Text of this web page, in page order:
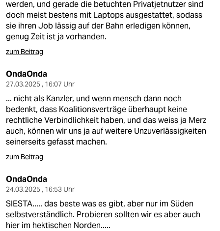
werden, und gerade die betuchten Privatjetnutzer sind
doch meist bestens mit Laptops ausgestattet, sodass
sie ihren Job lässig auf der Bahn erledigen können,
genug Zeit ist ja vorhanden.
zum Beitrag
OndaOnda
27.03.2025 , 16:07 Uhr
... nicht als Kanzler, und wenn mensch dann noch
bedenkt, dass Koalitionsverträge überhaupt keine
rechtliche Verbindlichkeit haben, und das weiss ja Merz
auch, können wir uns ja auf weitere Unzuverlässigkeiten
seinerseits gefasst machen.
zum Beitrag
OndaOnda
24.03.2025 , 16:53 Uhr
SIESTA..... das beste was es gibt, aber nur im Süden
selbstverständlich. Probieren sollten wir es aber auch
hier im hektischen Norden.....